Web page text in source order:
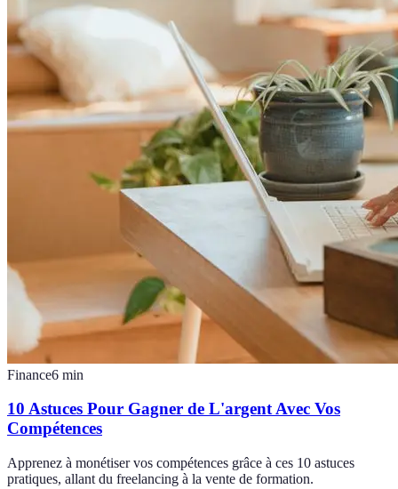
Finance6 min
10 Astuces Pour Gagner de L'argent Avec Vos
Compétences
Apprenez à monétiser vos compétences grâce à ces 10 astuces
pratiques, allant du freelancing à la vente de formation.